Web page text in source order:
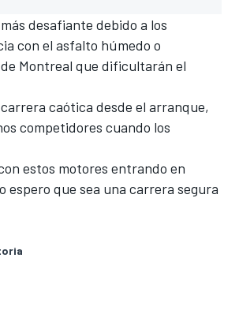
desafiante debido a los
con el asfalto húmedo o
Montreal que dificultarán el
caótica desde el arranque,
competidores cuando los
estos motores entrando en
espero que sea una carrera segura